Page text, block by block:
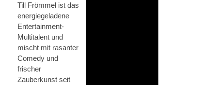
Till Frömmel ist das
energiegeladene
Entertainment-
Multitalent und
mischt mit rasanter
Comedy und
frischer
Zauberkunst seit